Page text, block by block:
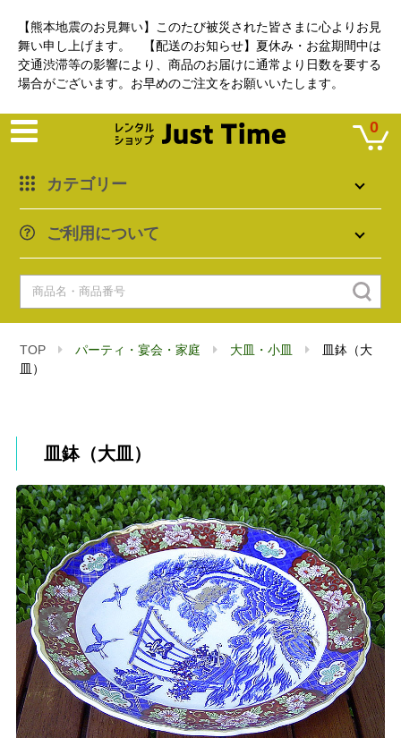
【熊本地震のお見舞い】このたび被災された皆さまに心よりお見
舞い申し上げます。 【配送のお知らせ】夏休み・お盆期間中は
交通渋滞等の影響により、商品のお届けに通常より日数を要する
場合がございます。お早めのご注文をお願いいたします。
カテゴリー
ご利用について
0
TOP パーティ・宴会・家庭 大皿・小皿
皿鉢（大
皿）
皿鉢（大皿）